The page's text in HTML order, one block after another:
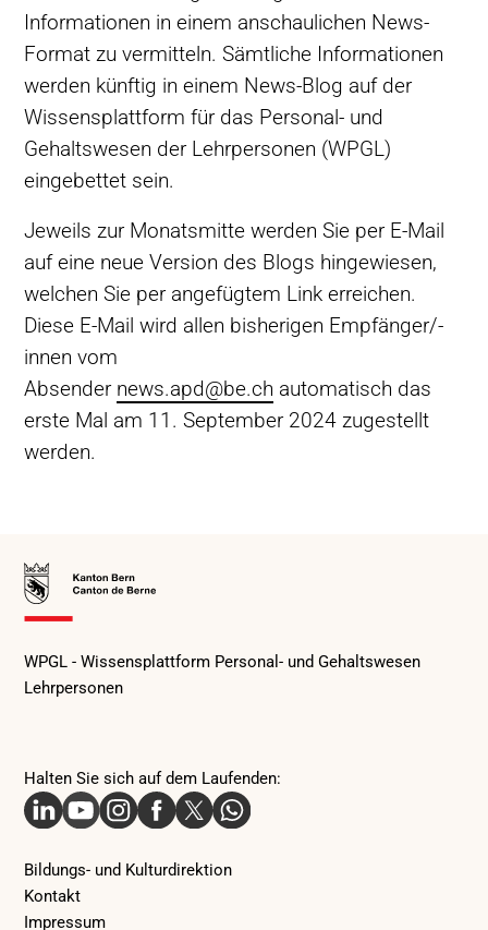
Informationen in einem anschaulichen News-
Format zu vermitteln. Sämtliche Informationen
werden künftig in einem News-Blog auf der
Wissensplattform für das Personal- und
Gehaltswesen der Lehrpersonen (WPGL)
eingebettet sein.
Jeweils zur Monatsmitte werden Sie per E-Mail
auf eine neue Version des Blogs hingewiesen,
welchen Sie per angefügtem Link erreichen.
Diese E-Mail wird allen bisherigen Empfänger/-
innen vom
Absender news.apd@be.ch automatisch das
erste Mal am 11. September 2024 zugestellt
werden.
Zur
Startseite
Halten Sie sich auf dem Laufenden:
WPGL - Wissensplattform Personal- und Gehaltswesen
Lehrpersonen
Bildungs- und Kulturdirektion
Kontakt
Impressum